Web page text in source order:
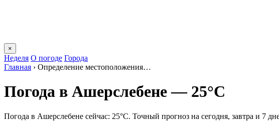
×
Неделя О погоде Города
Главная › Определение местоположения…
Погода в Ашерслебене — 25°C
Погода в Ашерслебене сейчас: 25°C. Точный прогноз на сегодня, завтра и 7